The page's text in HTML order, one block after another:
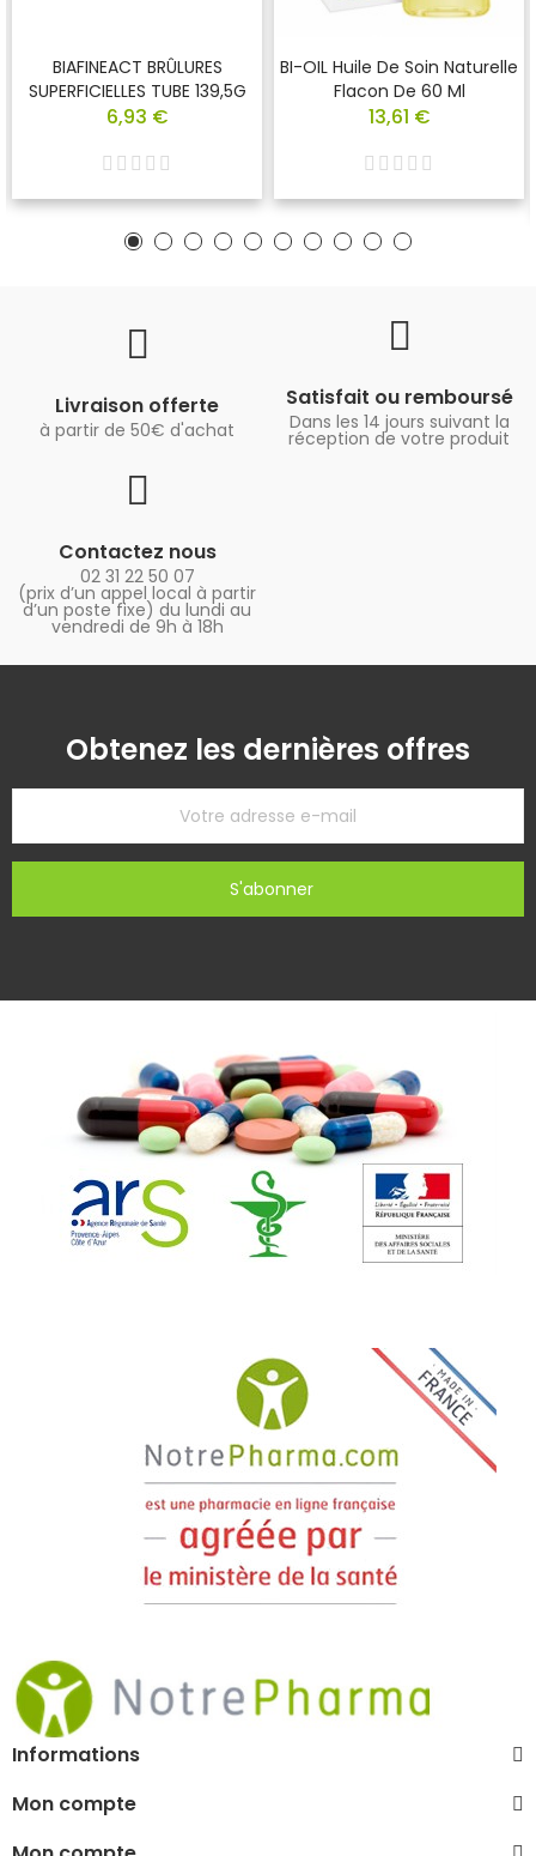
BIAFINEACT BRÛLURES
SUPERFICIELLES TUBE 139,5G
6,93 €
BI-OIL Huile De Soin Naturelle
Flacon De 60 Ml
13,61 €
Livraison offerte
à partir de 50€ d'achat
Satisfait ou remboursé
Dans les 14 jours suivant la
réception de votre produit
Contactez nous
02 31 22 50 07
(prix d’un appel local à partir
d’un poste fixe) du lundi au
vendredi de 9h à 18h
Obtenez les dernières offres
S'abonner
Informations
Mon compte